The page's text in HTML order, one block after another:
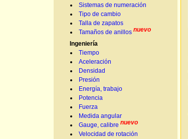
Sistemas de numeración
Tipo de cambio
Talla de zapatos
Tamaños de anillos nuevo
Ingeniería
Tiempo
Aceleración
Densidad
Presión
Energía, trabajo
Potencia
Fuerza
Medida angular
Gauge, calibre nuevo
Velocidad de rotación